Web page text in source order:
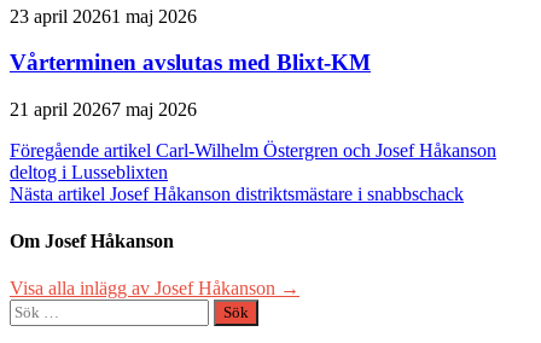
23 april 20261 maj 2026
Vårterminen avslutas med Blixt-KM
21 april 20267 maj 2026
Inläggsnavigering
Föregående artikel Carl-Wilhelm Östergren och Josef Håkanson
deltog i Lusseblixten
Nästa artikel Josef Håkanson distriktsmästare i snabbschack
Om Josef Håkanson
Visa alla inlägg av Josef Håkanson →
Sök
efter: